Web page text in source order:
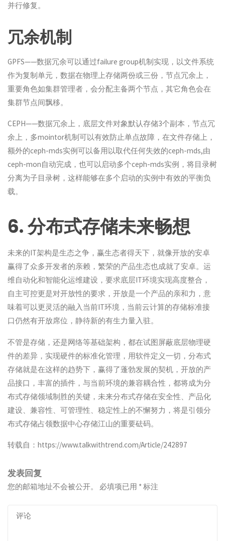
并行修复。
冗余机制
GPFS——数据冗余可以通过failure group机制实现，以文件系统
作为复制单元，数据在物理上存储两份或三份，节点冗余上，
重要角色如集群管理者，会分配主备两个节点，其它角色会在
集群节点间飘移。
CEPH——数据冗余上，底层文件对象默认存储3个副本，节点冗
余上，多mointor机制可以有效防止单点故障，在文件存储上，
额外的ceph-mds实例可以备用以取代任何失效的ceph-mds,由
ceph-mon自动完成，也可以启动多个ceph-mds实例，将目录树
分离为子目录树，这样能够在多个启动的实例中有效的平衡负
载。
6. 分布式存储未来畅想
未来的IT架构是生态之争，赢生态者得天下，就像开放的安卓
赢得了众多开发者的亲赖，繁荣的产品生态也成就了安卓。运
维自动化和智能化运维建设，要求底层IT环境实现高度整合，
自主可控更是对开放性的要求，开放是一个产品的亲和力，意
味着可以更灵活的融入当前IT环境，当前云计算的存储标准接
口仍然有开放席位，静待新的有生力量入驻。
不管是存储，还是网络等基础架构，都在试图屏蔽底层物理硬
件的差异，实现硬件的标准化管理，用软件定义一切，分布式
存储就是在这样的趋势下，赢得了蓬勃发展的契机，开放的产
品接口，丰富的插件，与当前环境的兼容耦合性，都将成为分
布式存储领域制胜的关键，未来分布式存储在安全性、产品化
建设、兼容性、可管理性、稳定性上的不懈努力，将是引领分
布式存储占领数据中心存储江山的重要砝码。
转载自：https://www.talkwithtrend.com/Article/242897
发表回复
您的邮箱地址不会被公开。 必填项已用 *标注